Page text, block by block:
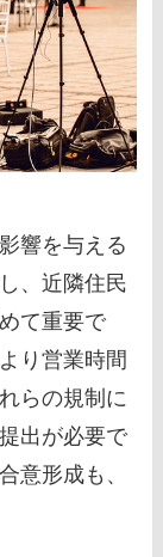
響を与える
、近隣住民
て重要で
り営業時間
らの規制に
出が必要で
意形成も、